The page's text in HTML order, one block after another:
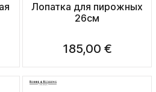
Лопатка для пирожных
26см
185,00 €